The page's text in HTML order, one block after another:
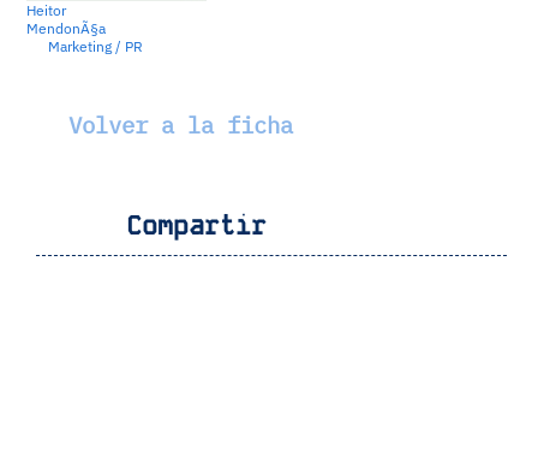
Heitor
MendonÃ§a
Marketing / PR
Volver a la ficha
Compartir